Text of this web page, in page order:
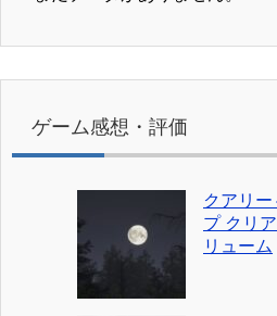
ゲーム感想・評価
クアリ
プ クリ
リューム